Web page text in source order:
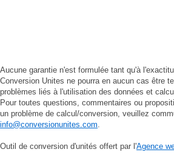
Aucune garantie n'est formulée tant qu'à
Conversion Unites ne pourra en aucun cas être
problèmes liés à l'utilisation des données et
Pour toutes questions, commentaires ou
un problème de calcul/conversion, veuillez
info@conversionunites.com
Outil de conversion d'unités offert par l'Agence